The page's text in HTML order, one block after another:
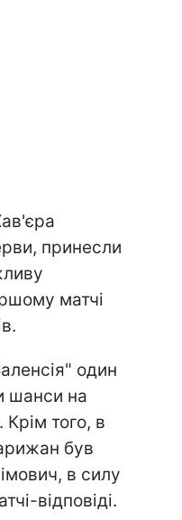
принесли
матчі
один
шанси на
того, в
був
в силу
відповіді.